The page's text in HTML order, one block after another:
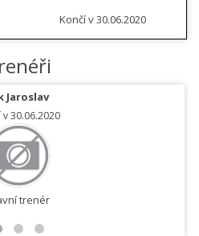
Končí v 30.06.2020
Jaroslav
v 30.06.2020
trenér